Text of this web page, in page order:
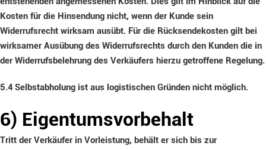
Kosten für die Hinsendung nicht, wenn der Kunde sein
Widerrufsrecht wirksam ausübt. Für die Rücksendekosten gilt bei
wirksamer Ausübung des Widerrufsrechts durch den Kunden die in
der Widerrufsbelehrung des Verkäufers hierzu getroffene Regelung.
5.4Selbstabholung ist aus logistischen Gründen nicht möglich.
6) Eigentumsvorbehalt
Tritt der Verkäufer in Vorleistung, behält er sich bis zur